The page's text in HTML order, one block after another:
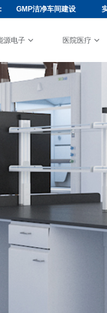
GMP洁净车间建设
源电子 医院医疗